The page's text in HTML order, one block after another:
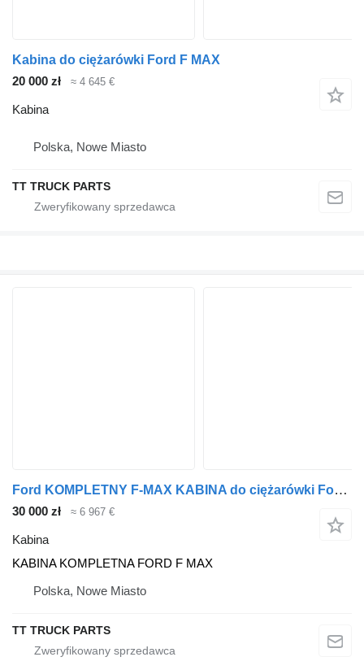
Kabina do ciężarówki Ford F MAX
20 000 zł
≈ 4 645 €
Kabina
Polska, Nowe Miasto
TT TRUCK PARTS
Ford KOMPLETNY F-MAX KABINA do ciężarówki Ford F MAX
30 000 zł ≈ 6 967 €
Kabina
KABINA KOMPLETNA FORD F MAX
Polska, Nowe Miasto
TT TRUCK PARTS